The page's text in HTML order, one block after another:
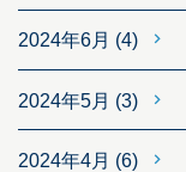
2024年6月 (4)
2024年5月 (3)
2024年4月 (6)